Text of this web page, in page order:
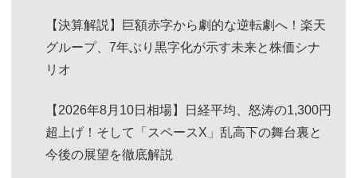
【決算解説】巨額赤字から劇的な逆転劇へ！楽天
グループ、7年ぶり黒字化が示す未来と株価シナ
リオ
【2026年8月10日相場】日経平均、怒涛の1,300円
超上げ！そして「スペースX」乱高下の舞台裏と
今後の展望を徹底解説